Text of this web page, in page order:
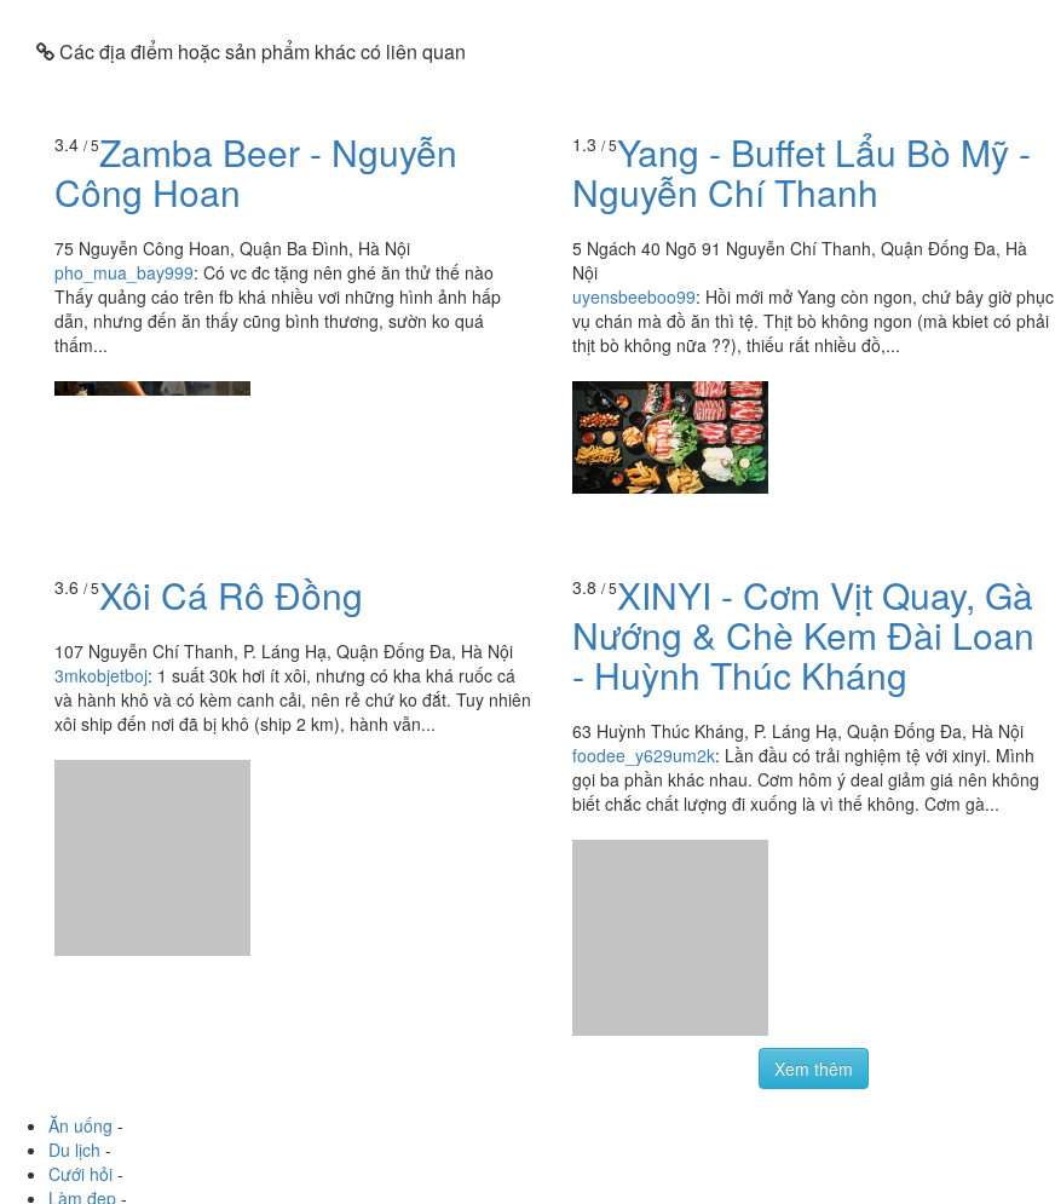
Các địa điểm hoặc sản phẩm khác có liên quan
3.4 / 5Zamba Beer - Nguyễn
Công Hoan
75 Nguyễn Công Hoan, Quận Ba Đình, Hà Nội
pho_mua_bay999: Có vc đc tặng nên ghé ăn thử thế nào
Thấy quảng cáo trên fb khá nhiều vơi những hình ảnh hấp
dẫn, nhưng đến ăn thấy cũng bình thương, sườn ko quá
thấm...
1.3 / 5Yang - Buffet Lẩu Bò Mỹ -
Nguyễn Chí Thanh
5 Ngách 40 Ngõ 91 Nguyễn Chí Thanh, Quận Đống Đa, Hà
Nội
uyensbeeboo99: Hồi mới mở Yang còn ngon, chứ bây giờ phục
vụ chán mà đồ ăn thì tệ. Thịt bò không ngon (mà kbiet có phải
thịt bò không nữa ??), thiếu rất nhiều đồ,...
3.6 / 5Xôi Cá Rô Đồng
107 Nguyễn Chí Thanh, P. Láng Hạ, Quận Đống Đa, Hà Nội
3mkobjetboj: 1 suất 30k hơi ít xôi, nhưng có kha khá ruốc cá
và hành khô và có kèm canh cải, nên rẻ chứ ko đắt. Tuy nhiên
xôi ship đến nơi đã bị khô (ship 2 km), hành vẫn...
3.8 / 5XINYI - Cơm Vịt Quay, Gà
Nướng & Chè Kem Đài Loan
- Huỳnh Thúc Kháng
63 Huỳnh Thúc Kháng, P. Láng Hạ, Quận Đống Đa, Hà Nội
foodee_y629um2k: Lần đầu có trải nghiệm tệ với xinyi. Mình
gọi ba phần khác nhau. Cơm hôm ý deal giảm giá nên không
biết chắc chất lượng đi xuống là vì thế không. Cơm gà...
Xem thêm
Ăn uống -
Du lịch -
Cưới hỏi -
Làm đẹp -